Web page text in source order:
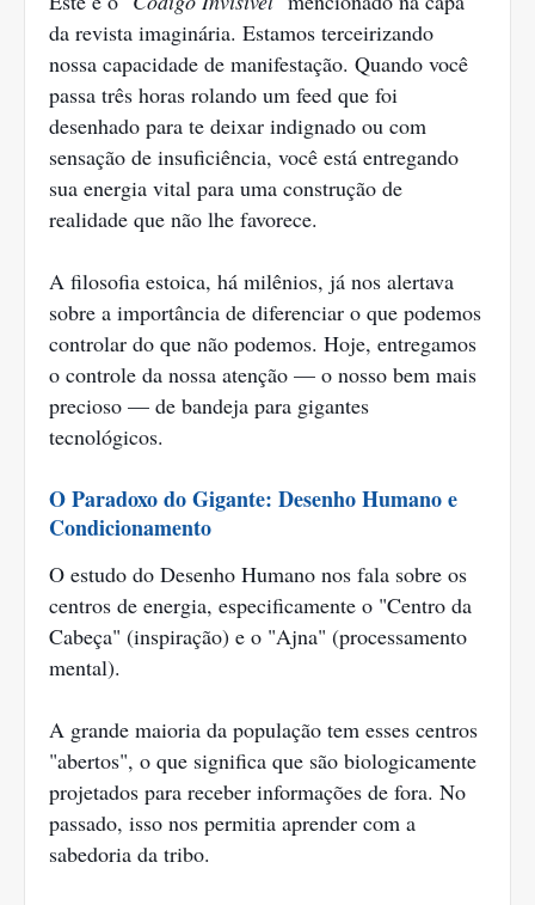
da revista imaginária. Estamos terceirizando
nossa capacidade de manifestação. Quando você
passa três horas rolando um feed que foi
desenhado para te deixar indignado ou com
sensação de insuficiência, você está entregando
sua energia vital para uma construção de
realidade que não lhe favorece.
A filosofia estoica, há milênios, já nos alertava
sobre a importância de diferenciar o que podemos
controlar do que não podemos. Hoje, entregamos
o controle da nossa atenção — o nosso bem mais
precioso — de bandeja para gigantes
tecnológicos.
O Paradoxo do Gigante: Desenho Humano e
Condicionamento
O estudo do Desenho Humano nos fala sobre os
centros de energia, especificamente o "Centro da
Cabeça" (inspiração) e o "Ajna" (processamento
mental).
A grande maioria da população tem esses centros
"abertos", o que significa que são biologicamente
projetados para receber informações de fora. No
passado, isso nos permitia aprender com a
sabedoria da tribo.